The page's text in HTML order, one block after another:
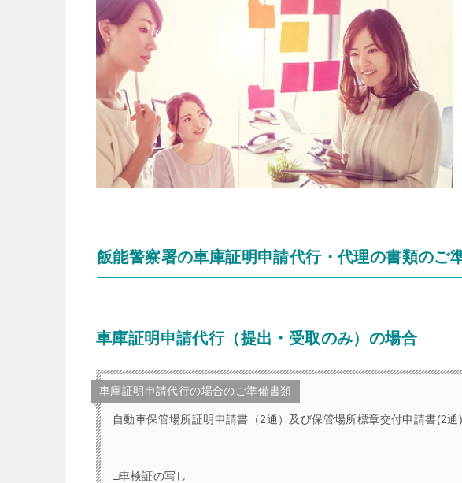
飯能警察署の車庫証明申請代行・代理の書類のご
車庫証明申請代行（提出・受取のみ）の場合
車庫証明申請代行の場合のご準備書類
自動車保管場所証明申請書（2通）及び保管場所標章交付申請書(2
□車検証の写し